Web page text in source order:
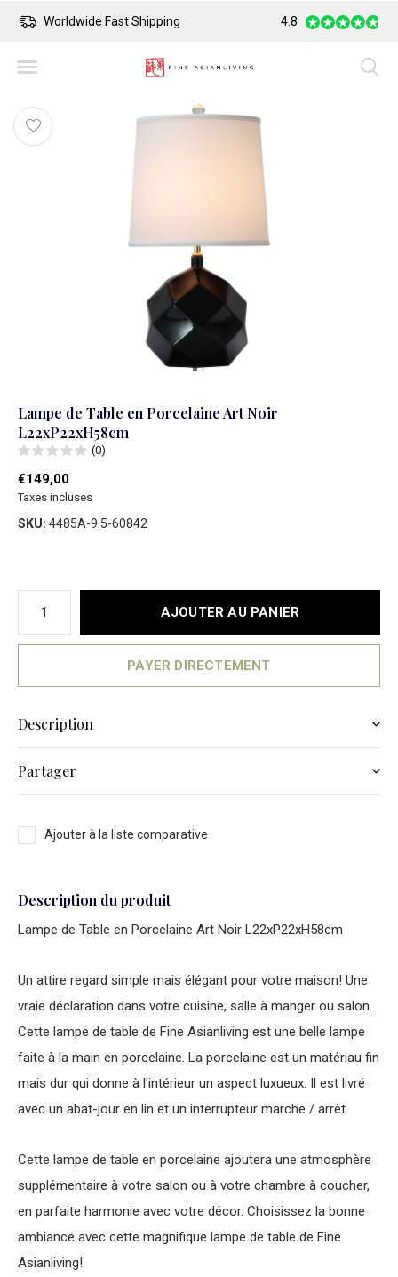
Worldwide Fast Shipping Safe Payment
4.8
Lampe de Table en Porcelaine Art Noir
L22xP22xH58cm
(0)
€149,00
Taxes incluses
SKU: 4485A-9.5-60842
AJOUTER AU PANIER
PAYER DIRECTEMENT
Description
Partager
Ajouter à la liste comparative
Description du produit
Lampe de Table en Porcelaine Art Noir L22xP22xH58cm
Un attire regard simple mais élégant pour votre maison! Une
vraie déclaration dans votre cuisine, salle à manger ou salon.
Cette lampe de table de Fine Asianliving est une belle lampe
faite à la main en porcelaine. La porcelaine est un matériau fin
mais dur qui donne à l'intérieur un aspect luxueux. Il est livré
avec un abat-jour en lin et un interrupteur marche / arrêt.
Cette lampe de table en porcelaine ajoutera une atmosphère
supplémentaire à votre salon ou à votre chambre à coucher,
en parfaite harmonie avec votre décor. Choisissez la bonne
ambiance avec cette magnifique lampe de table de Fine
Asianliving!